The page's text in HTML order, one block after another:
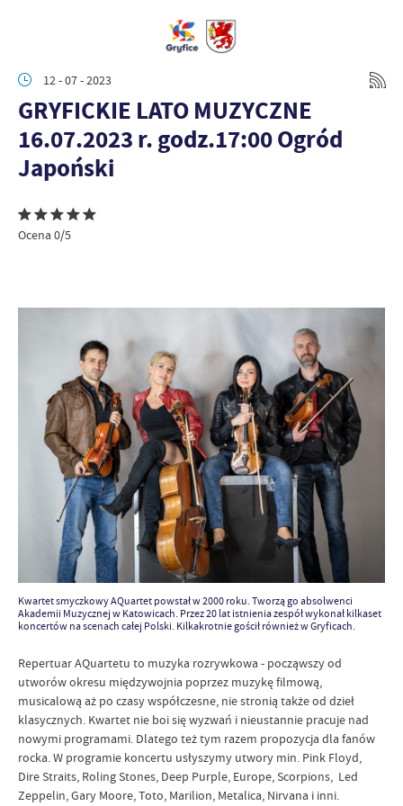
12 - 07 - 2023
GRYFICKIE LATO MUZYCZNE
16.07.2023 r. godz.17:00 Ogród
Japoński
Ocena 0/5
Kwartet smyczkowy AQuartet powstał w 2000 roku. Tworzą go absolwenci
Akademii Muzycznej w Katowicach. Przez 20 lat istnienia zespół wykonał kilkaset
koncertów na scenach całej Polski. Kilkakrotnie gościł również w Gryficach.
Repertuar AQuartetu to muzyka rozrywkowa - począwszy od
utworów okresu międzywojnia poprzez muzykę filmową,
musicalową aż po czasy współczesne, nie stronią także od dzieł
klasycznych. Kwartet nie boi się wyzwań i nieustannie pracuje nad
nowymi programami. Dlatego też tym razem propozycja dla fanów
rocka. W programie koncertu usłyszymy utwory min. Pink Floyd,
Dire Straits, Roling Stones, Deep Purple, Europe, Scorpions, Led
Zeppelin, Gary Moore, Toto, Marilion, Metalica, Nirvana i inni.